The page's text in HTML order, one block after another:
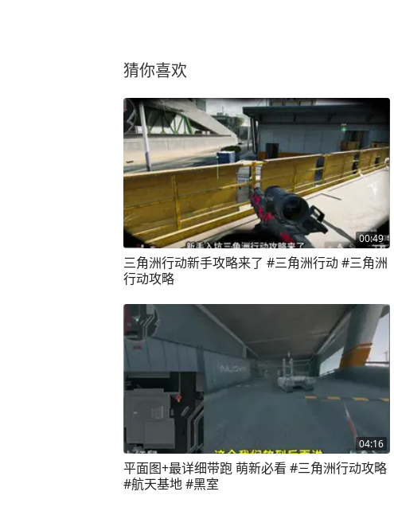
猜你喜欢
00:49
三角洲行动新手攻略来了 #三角洲行动 #三角洲
行动攻略
04:16
平面图+最详细带跑 萌新必看 #三角洲行动攻略
#航天基地 #黑室